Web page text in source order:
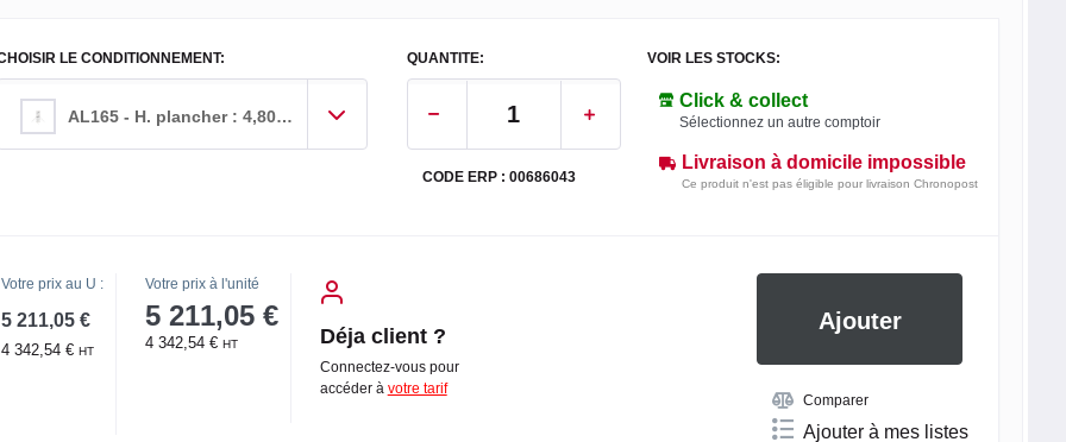
LE CONDITIONNEMENT:
AL165 - H. plancher : 4,80 m. H. travail maxi : 6,80 m
QUANTITE:
CODE ERP : 00686043
VOIR LES STOCKS:
Click & collect
Sélectionnez un autre comptoir
Livraison à domicile impossible
Ce produit n'est pas éligible pour livraison Chronopost
Votre prix au U :
5 211,05 €
4 342,54 € HT
Votre prix à l'unité
5 211,05 €
4 342,54 € HT Déja client ?
Connectez-vous pour
accéder à votre tarif
Ajouter
Comparer
Ajouter à mes listes